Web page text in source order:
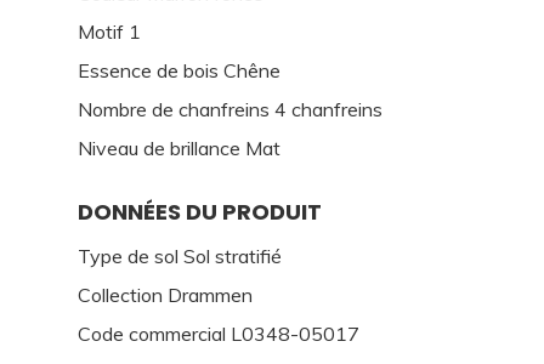
Motif 1
Essence de bois Chêne
Nombre de chanfreins 4 chanfreins
Niveau de brillance Mat
DONNÉES DU PRODUIT
Type de sol Sol stratifié
Collection Drammen
Code commercial L0348-05017